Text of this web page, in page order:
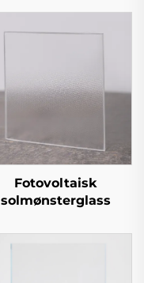
Fotovoltaisk
solmønsterglass